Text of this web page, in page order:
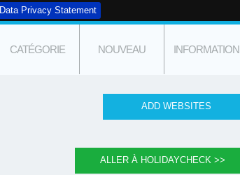
Data Privacy Statement
CATÉGORIE NOUVEAU INFORMATION